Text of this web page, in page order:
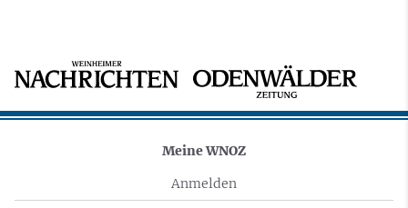
Meine WNOZ
Anmelden